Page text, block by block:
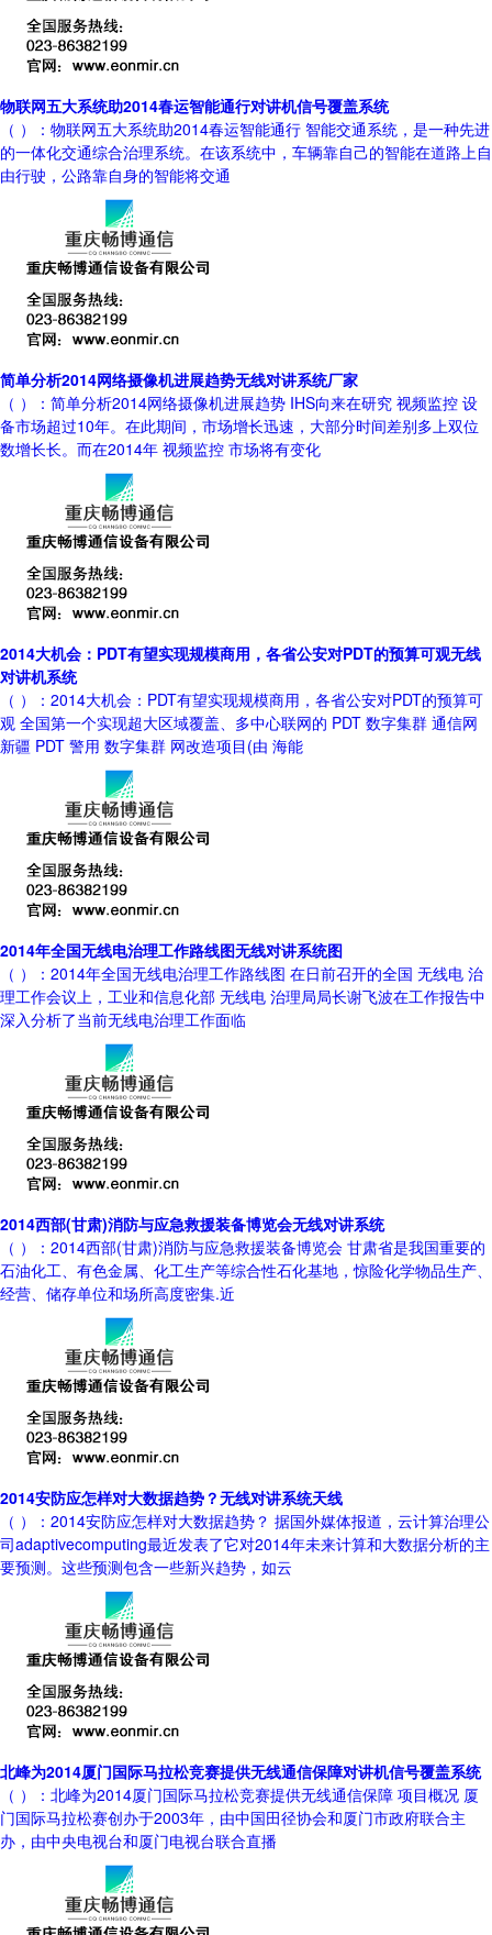
物联网五大系统助2014春运智能通行对讲机信号覆盖系统
（ ）：物联网五大系统助2014春运智能通行 智能交通系统，是一种先进
的一体化交通综合治理系统。在该系统中，车辆靠自己的智能在道路上自
由行驶，公路靠自身的智能将交通
简单分析2014网络摄像机进展趋势无线对讲系统厂家
（ ）：简单分析2014网络摄像机进展趋势 IHS向来在研究 视频监控 设
备市场超过10年。在此期间，市场增长迅速，大部分时间差别多上双位
数增长长。而在2014年 视频监控 市场将有变化
2014大机会：PDT有望实现规模商用，各省公安对PDT的预算可观无线
对讲机系统
（ ）：2014大机会：PDT有望实现规模商用，各省公安对PDT的预算可
观 全国第一个实现超大区域覆盖、多中心联网的 PDT 数字集群 通信网
新疆 PDT 警用 数字集群 网改造项目(由 海能
2014年全国无线电治理工作路线图无线对讲系统图
（ ）：2014年全国无线电治理工作路线图 在日前召开的全国 无线电 治
理工作会议上，工业和信息化部 无线电 治理局局长谢飞波在工作报告中
深入分析了当前无线电治理工作面临
2014西部(甘肃)消防与应急救援装备博览会无线对讲系统
（ ）：2014西部(甘肃)消防与应急救援装备博览会 甘肃省是我国重要的
石油化工、有色金属、化工生产等综合性石化基地，惊险化学物品生产、
经营、储存单位和场所高度密集.近
2014安防应怎样对大数据趋势？无线对讲系统天线
（ ）：2014安防应怎样对大数据趋势？ 据国外媒体报道，云计算治理公
司adaptivecomputing最近发表了它对2014年未来计算和大数据分析的主
要预测。这些预测包含一些新兴趋势，如云
北峰为2014厦门国际马拉松竞赛提供无线通信保障对讲机信号覆盖系统
（ ）：北峰为2014厦门国际马拉松竞赛提供无线通信保障 项目概况 厦
门国际马拉松赛创办于2003年，由中国田径协会和厦门市政府联合主
办，由中央电视台和厦门电视台联合直播